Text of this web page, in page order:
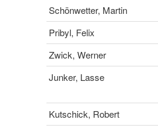
Schönwetter, Martin
Pribyl, Felix
Zwick, Werner
Junker, Lasse
Kutschick, Robert